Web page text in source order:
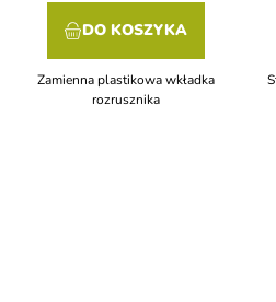
DO KOSZYKA
Zamienna plastikowa wkładka
rozrusznika